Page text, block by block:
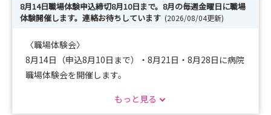
8月14日職場体験申込締切8月10日まで。8月の毎週金曜日に職場
体験開催します。連絡お待ちしています (2026/08/04更新)
〈職場体験会〉
8月14日（申込8月10日まで）・8月21日・8月28日に病院
職場体験会を開催します。
先輩看護師と座談会があります。
もっと見る